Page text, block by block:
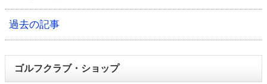
過去の記事
ゴルフクラブ・ショップ